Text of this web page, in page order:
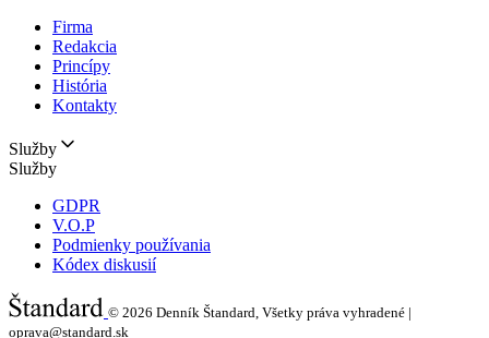
Firma
Redakcia
Princípy
História
Kontakty
Služby
Služby
GDPR
V.O.P
Podmienky používania
Kódex diskusií
© 2026 Denník Štandard, Všetky práva vyhradené |
oprava@standard.sk